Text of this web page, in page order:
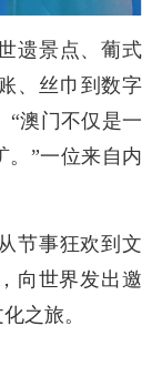
遗景点、葡式
、丝巾到数字
“澳门不仅是一
。”一位来自内
节事狂欢到文
向世界发出邀
之旅。